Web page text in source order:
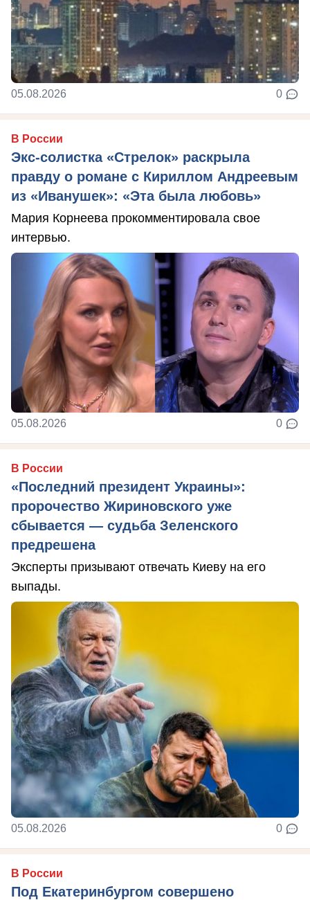
05.08.2026 0
В России
Экс-солистка «Стрелок» раскрыла
правду о романе с Кириллом Андреевым
из «Иванушек»: «Эта была любовь»
Мария Корнеева прокомментировала свое
интервью.
05.08.2026 0
В России
«Последний президент Украины»:
пророчество Жириновского уже
сбывается — судьба Зеленского
предрешена
Эксперты призывают отвечать Киеву на его
выпады.
05.08.2026 0
В России
Под Екатеринбургом совершено